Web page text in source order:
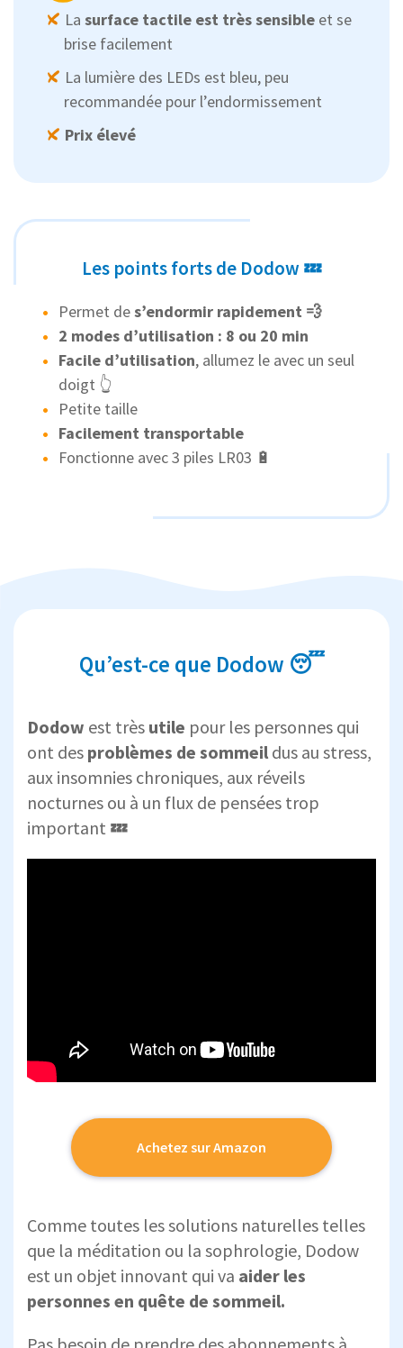
La surface tactile est très sensible et se
brise facilement
La lumière des LEDs est bleu, peu
recommandée pour l’endormissement
Prix élevé
Les points forts de Dodow 💤
Permet des’endormir rapidement 💨
2 modes d’utilisation : 8 ou 20 min
Facile d’utilisation, allumez le avec un seul
doigt 👆
Petite taille
Facilement transportable
Fonctionne avec 3 piles LR03 🔋
Qu’est-ce que Dodow 😴
Dodow est très utile pour les personnes qui
ont des problèmes de sommeil dus au stress,
aux insomnies chroniques, aux réveils
nocturnes ou à un flux de pensées trop
important 💤
Achetez sur Amazon
Comme toutes les solutions naturelles telles
que la méditation ou la sophrologie, Dodow
est un objet innovant qui va aider les
personnes en quête de sommeil.